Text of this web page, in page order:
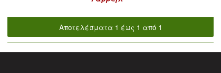
Αποτελέσματα 1 έως 1 από 1